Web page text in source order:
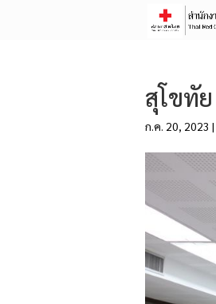
สุโขทัย
ก.ค. 20, 2023 |